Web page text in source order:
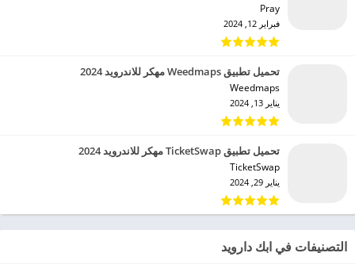
Pray‏
فبراير 12, 2024
تحميل تطبيق Weedmaps مهكر للاندرويد 2024
Weedmaps‏
يناير 13, 2024
تحميل تطبيق TicketSwap مهكر للاندرويد 2024
TicketSwap‏
يناير 29, 2024
التصنيفات في ابك دارويد